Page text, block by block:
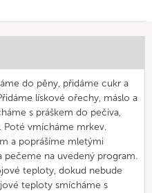
do pěny, přidáme cukr a
lískové ořechy, máslo a
s práškem do pečiva,
Poté vmícháme mrkev.
a poprášíme mletými
pečeme na uvedený program.
teploty, dokud nebude
teploty smícháme s